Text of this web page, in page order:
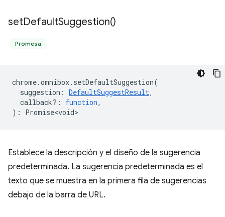
setDefaultSuggestion()
Promesa
chrome.omnibox. setDefaultSuggestion(
suggestion : DefaultSuggestResult,
callback? : function,
) : Promise<void>
Establece la descripción y el diseño de la sugerencia
predeterminada. La sugerencia predeterminada es el
texto que se muestra en la primera fila de sugerencias
debajo de la barra de URL.